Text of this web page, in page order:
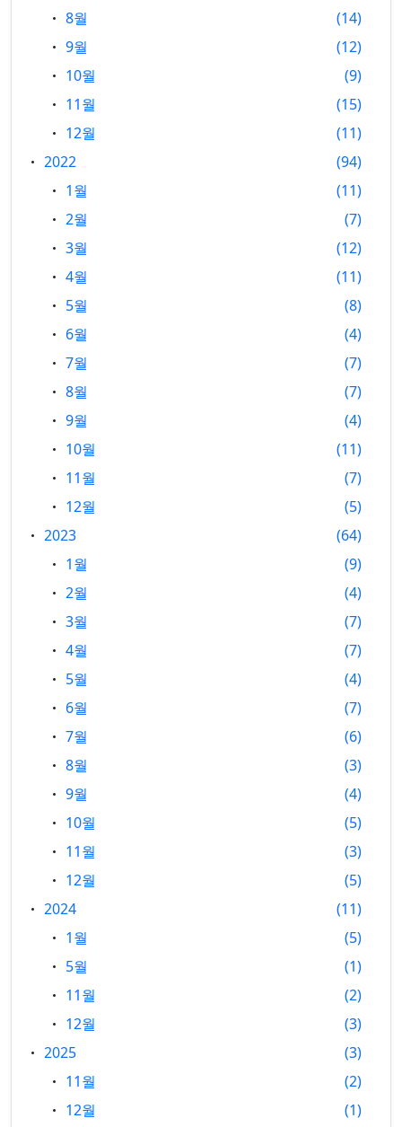
8월
14
9월
12
10월
9
11월
15
12월
11
2022
94
1월
11
2월
7
3월
12
4월
11
5월
8
6월
4
7월
7
8월
7
9월
4
10월
11
11월
7
12월
5
2023
64
1월
9
2월
4
3월
7
4월
7
5월
4
6월
7
7월
6
8월
3
9월
4
10월
5
11월
3
12월
5
2024
11
1월
5
5월
1
11월
2
12월
3
2025
3
11월
2
12월
1